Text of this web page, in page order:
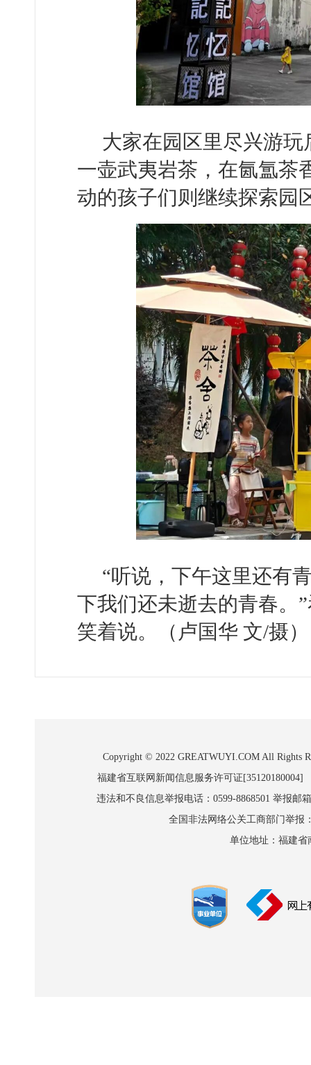
大家在园区里尽兴游
一壶武夷岩茶，在氤氲茶
动的孩子们则继续探索园
“听说，下午这里还有
下我们还未逝去的青春。
笑着说。（卢国华 文/摄）
Copyright © 2022 GREATWUYI.COM All Rights
福建省互联网新闻信息服务许可证
违法和不良信息举报电话：0599-8868501 举报邮
全国非法网络公关工商部门举报
单位地址：福建省